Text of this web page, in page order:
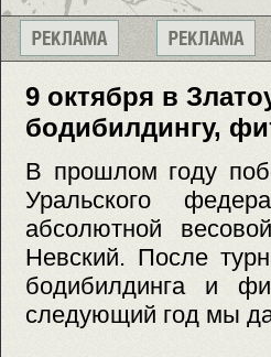
9 октября в
бодибилдингу,
В прошлом году
Уральского
абсолютной
Невский. После
бодибилдинга и
следующий год мы